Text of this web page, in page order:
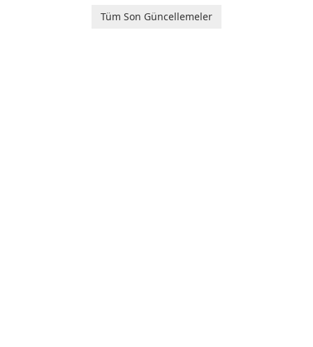
designed to help you
Tüm Son Güncellemeler